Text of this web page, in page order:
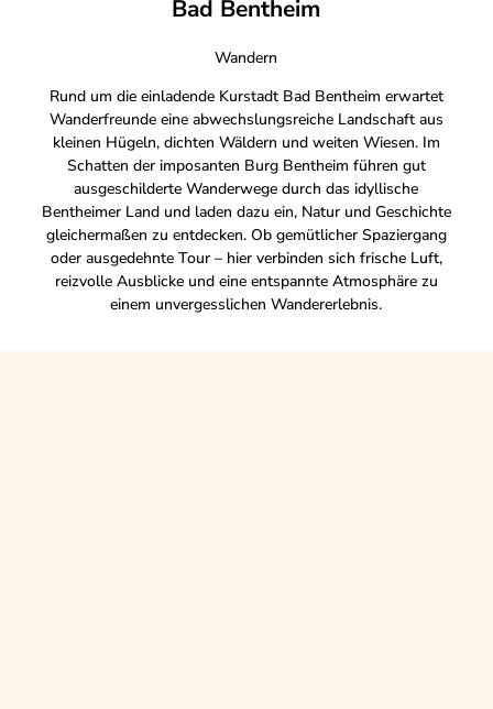
Bad Bentheim
Wandern
Rund um die einladende Kurstadt Bad Bentheim erwartet
Wanderfreunde eine abwechslungsreiche Landschaft aus
kleinen Hügeln, dichten Wäldern und weiten Wiesen. Im
Schatten der imposanten Burg Bentheim führen gut
ausgeschilderte Wanderwege durch das idyllische
Bentheimer Land und laden dazu ein, Natur und Geschichte
gleichermaßen zu entdecken. Ob gemütlicher Spaziergang
oder ausgedehnte Tour – hier verbinden sich frische Luft,
reizvolle Ausblicke und eine entspannte Atmosphäre zu
einem unvergesslichen Wandererlebnis.